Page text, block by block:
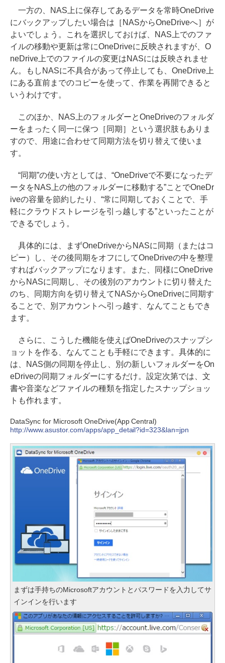
一方の、NAS上に保存してあるデータを常時OneDrive
にバックアップしたい場合は［NASからOneDriveへ］が
よいでしょう。これを選択しておけば、NAS上でのファ
イルの移動や更新は常にOneDriveに反映されますが、O
neDrive上でのファイルの変更はNASには反映されませ
ん。もしNASに不具合があって停止しても、OneDrive上
にある直前までのコピーを使って、作業を再開できると
いうわけです。
このほか、NAS上のフォルダーとOneDriveのフォルダ
ーをまったく同一に保つ［同期］という選択肢もありま
すので、用途に合わせて同期方法を切り替えて使いま
す。
“同期”の使い方としては、“OneDriveで不要になったデ
ータをNAS上の他のフォルダーに移動する”ことでOneDr
iveの容量を節約したり、“常に同期しておくことで、手
軽にクラウドストレージを引っ越しする”といったことが
できるでしょう。
具体的には、まずOneDriveからNASに同期（またはコ
ピー）し、その後同期をオフにしてOneDriveの中を整理
すればバックアップになります。また、同様にOneDrive
からNASに同期し、その後別のアカウントに切り替えた
のち、同期方向を切り替えてNASからOneDriveに同期す
ることで、別アカウントへ引っ越す、なんてこともでき
ます。
さらに、こうした機能を使えばOneDriveのスナップシ
ョットを作る、なんてことも手軽にできます。具体的に
は、NAS側の同期を停止し、別の新しいフォルダーをOn
eDriveの同期フォルダーにするだけ。設定次第では、文
書や音楽などファイルの種類を指定したスナップショッ
トも作れます。
DataSync for Microsoft OneDrive(App Central)
http://www.asustor.com/apps/app_detail?id=323&lan=jpn
まずは手持ちのMicrosoftアカウントとパスワードを入力してサ
インインを行います